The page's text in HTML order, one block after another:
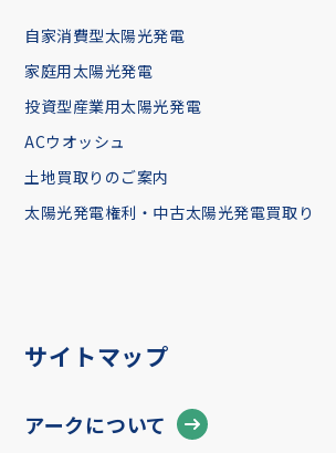
自家消費型太陽光発電
家庭用太陽光発電
投資型産業用太陽光発電
ACウオッシュ
土地買取りのご案内
太陽光発電権利・中古太陽光発電買取り
サイトマップ
アークについて